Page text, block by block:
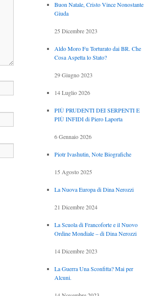
Buon Natale, Cristo Vince Nonostante
Giuda
25 Dicembre 2023
Aldo Moro Fu Torturato dai BR. Che
Cosa Aspetta lo Stato?
29 Giugno 2023
14 Luglio 2026
PIÙ PRUDENTI DEI SERPENTI E
PIÙ INFIDI di Piero Laporta
6 Gennaio 2026
Piotr Ivashutin, Note Biografiche
15 Agosto 2025
La Nuova Europa di Dina Nerozzi
21 Dicembre 2024
La Scuola di Francoforte e il Nuovo
Ordine Mondiale – di Dina Nerozzi
14 Dicembre 2023
La Guerra Una Sconfitta? Mai per
Alcuni.